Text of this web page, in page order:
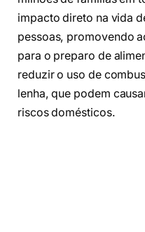
impacto direto na vida
pessoas, promovendo
para o preparo de
reduzir o uso de
lenha, que podem
riscos domésticos.